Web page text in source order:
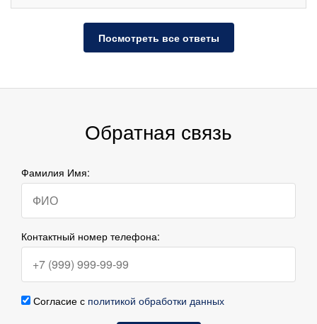
Посмотреть все ответы
Обратная связь
Фамилия Имя:
Контактный номер телефона:
Согласие с политикой обработки данных